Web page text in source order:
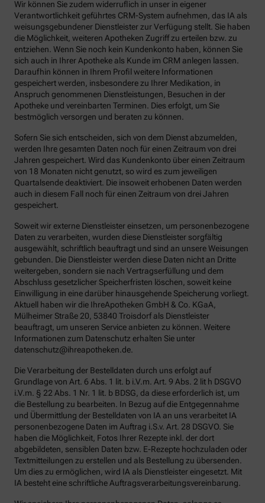
Wir können Sie zudem widerruflich in unser in eigener
Verantwortlichkeit geführtes CRM-System aufnehmen, das IA als
weisungsgebundener Dienstleister zur Verfügung stellt. Sie haben
die Möglichkeit, weiteren Apotheken Zugriff zu erteilen bzw. zu
entziehen. Wenn Sie noch kein Kundenkonto haben, können Sie
sich auch in Ihrer Apotheke als Kunde im CRM anlegen lassen.
Daraufhin können in Ihrem Profil weitere Informationen
gespeichert werden, insbesondere zu Ihrer Medikation, in
Anspruch genommenen Dienstleistungen, Besuchen in der
Apotheke und vereinbarten Terminen. Dies erfolgt, um Sie
bestmöglich versorgen und beraten zu können.
Sofern Sie sich entscheiden, sich von dem Dienst abzumelden,
werden Ihre gesamten Daten noch für einen Zeitraum von drei
Jahren gespeichert. Wird das Kundenkonto über einen Zeitraum
von 18 Monaten nicht genutzt, so wird es zum jeweiligen
Quartalsende deaktiviert. Die insoweit erhobenen Daten werden
auch in diesem Fall noch für einen Zeitraum von drei Jahren
gespeichert.
Soweit wir externe Dienstleister einsetzen, um personenbezogene
Daten zu verarbeiten, wurden diese Dienstleister sorgfältig
ausgewählt, schriftlich beauftragt und sind an unsere Weisungen
gebunden. Die Dienstleister werden diese Daten nicht an Dritte
weitergeben, sondern sie nach Vertragserfüllung und dem
Abschluss gesetzlicher Speicherfristen löschen, soweit keine
Einwilligung in eine darüber hinausgehende Speicherung vorliegt.
Aktuell haben wir die IhreApotheken GmbH & Co. KGaA,
Mülheimer Straße 20, 53840 Troisdorf als Dienstleister
beauftragt, um unseren Service anbieten zu können. Weitere
Informationen zum Datenschutz erhalten Sie unter
datenschutz@ihreapotheken.de.
Die Verarbeitung der Bestelldaten durch uns erfolgt auf
Grundlage von Art. 6 Abs. 1 lit. b i.V.m. Art. 9 Abs. 2 lit h DSGVO
i.V.m. § 22 Abs. 1 Nr. 1 lit. b BDSG, da diese erforderlich ist, um
die Bestellung zu bearbeiten. In Bezug auf die Entgegennahme
und Übermittlung der Bestelldaten von IA an uns verarbeitet IA
personenbezogene Daten im Auftrag i.S.v. Art. 28 DSGVO. Sie
haben die Möglichkeit, Fotos Ihrer Rezepte inkl. der dort
abgebildeten, sensiblen Daten bzw. E-Rezepte hochzuladen oder
Textmitteilungen zu erstellen und als Bestellung zu übersenden.
Um dies zu ermöglichen, wird IA als Dienstleister eingesetzt. Mit
IA besteht eine schriftliche Auftragsverarbeitungsvereinbarung.